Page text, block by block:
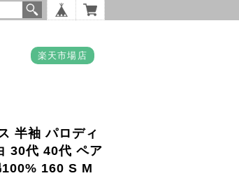
楽天市場店
半袖 パロディ
30代 40代 ペア
160 S M